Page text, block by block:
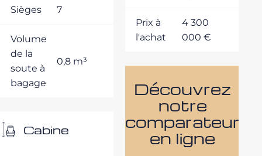
Sièges 7
Volume
de la
soute à
bagage
0,8 m³
Cabine
Prix à
l'achat
4 300
000 €
Découvrez
notre
comparateur
en ligne